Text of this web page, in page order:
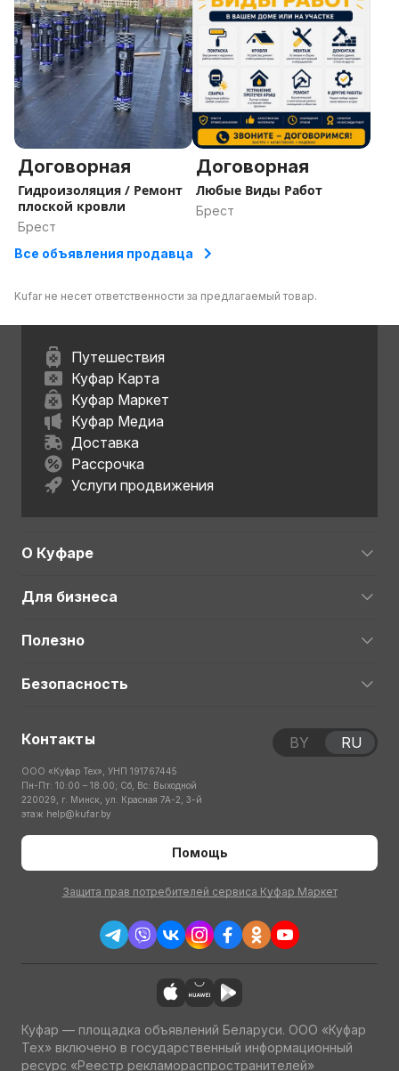
Договорная
Гидроизоляция / Ремонт
плоской кровли
Брест
Договорная
Любые Виды Работ
Брест
Все объявления продавца
Kufar не несет ответственности за предлагаемый товар.
Путешествия
Куфар Карта
Куфар Маркет
Куфар Медиа
Доставка
Рассрочка
Услуги продвижения
О Куфаре
Для бизнеса
Полезно
Безопасность
Контакты
ООО «Куфар Тех», УНП 191767445
Пн-Пт: 10:00 – 18:00; Сб, Вс: Выходной
220029, г. Минск, ул. Красная 7А-2, 3-й
этаж help@kufar.by
Помощь
Защита прав потребителей сервиса Куфар Маркет
BY RU
Куфар — площадка объявлений Беларуси. ООО «Куфар
Тех» включено в государственный информационный
ресурс «Реестр рекламораспространителей»